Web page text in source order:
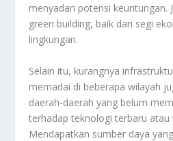
menyadari potensi keuntungan.
green building, baik dari segi
lingkungan.
Selain itu, kurangnya
memadai di beberapa wilayah
daerah-daerah yang belum
terhadap teknologi terbaru atau
Mendapatkan sumber daya